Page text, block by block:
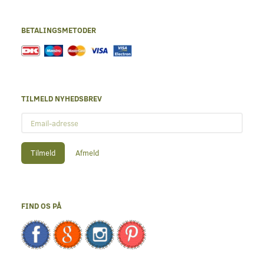
BETALINGSMETODER
TILMELD NYHEDSBREV
adresse
Tilmeld Afmeld
FIND OS PÅ